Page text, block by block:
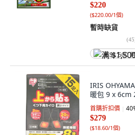
$220
($220.00/1個)
暫時缺貨
(45
满 $1,500
IRIS
暖包 9 x 6cm
首購折扣價 40
$279
($18.60/1個)